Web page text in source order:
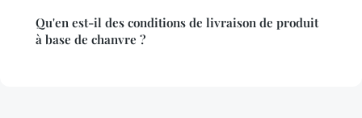
Qu'en est-il des conditions de livraison de produit
à base de chanvre ?